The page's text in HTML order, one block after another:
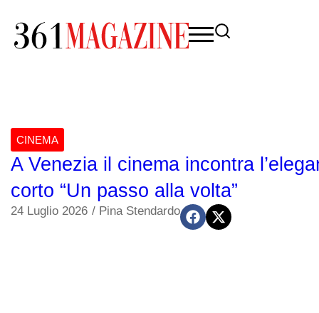
CINEMA
A Venezia il cinema incontra
corto “Un passo alla volta”
24 Luglio 2026 / Pina Stendardo